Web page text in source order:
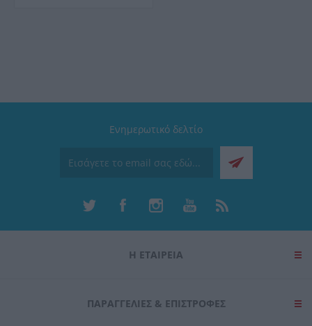
Ενημερωτικό δελτίο
Η ΕΤΑΙΡΕΙΑ
ΠΑΡΑΓΓΕΛΊΕΣ & ΕΠΙΣΤΡΟΦΈΣ